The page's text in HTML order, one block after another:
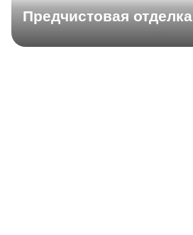
Предчистовая отделка